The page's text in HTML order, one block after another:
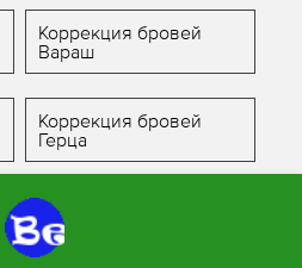
Коррекция бровей
Вараш
Коррекция бровей
Герца